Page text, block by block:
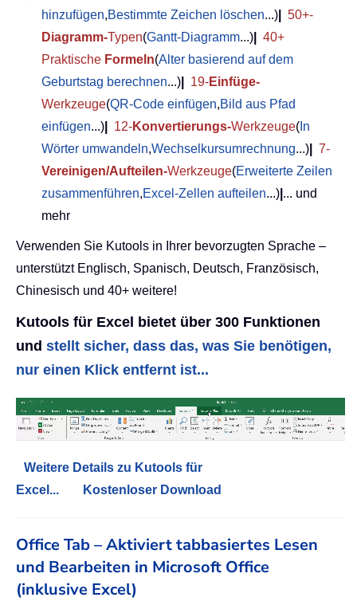
hinzufügen,Bestimmte Zeichen löschen...)
50+-
Diagramm-Typen(Gantt-Diagramm...)
40+
Praktische Formeln(Alter basierend auf dem
Geburtstag berechnen...) 19-Einfüge-
Werkzeuge(QR-Code einfügen,Bild aus Pfad
einfügen...) 12-Konvertierungs-Werkzeuge( In
Wörter umwandeln,Wechselkursumrechnung...)
7-
Vereinigen/Aufteilen-Werkzeuge(Erweiterte Zeilen
zusammenführen,Excel-Zellen aufteilen...) ... und
mehr
Verwenden Sie Kutools in Ihrer bevorzugten Sprache –
unterstützt Englisch, Spanisch, Deutsch, Französisch,
Chinesisch und 40+ weitere!
Kutools für Excel bietet über 300 Funktionen
und stellt sicher, dass das, was Sie benötigen,
nur einen Klick entfernt ist...
Weitere Details zu Kutools für
Excel...
Kostenloser Download
Office Tab – Aktiviert tabbasiertes Lesen
und Bearbeiten in Microsoft Office
(inklusive Excel)